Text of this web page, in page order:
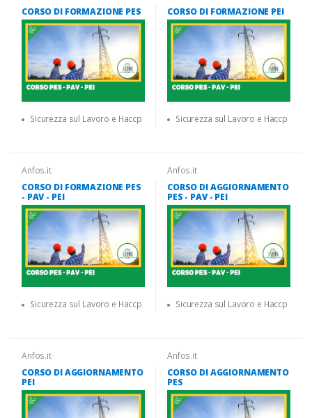
CORSO DI FORMAZIONE PES
Sicurezza sul Lavoro e Haccp
CORSO DI FORMAZIONE PEI
Sicurezza sul Lavoro e Haccp
Anfos.it
CORSO DI FORMAZIONE PES
- PAV - PEI
Sicurezza sul Lavoro e Haccp
Anfos.it
CORSO DI AGGIORNAMENTO
PES - PAV - PEI
Sicurezza sul Lavoro e Haccp
Anfos.it
CORSO DI AGGIORNAMENTO
PEI
Anfos.it
CORSO DI AGGIORNAMENTO
PES